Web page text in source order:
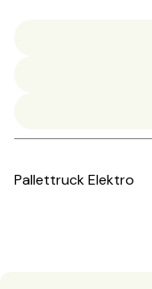
Pallettruck Elektro